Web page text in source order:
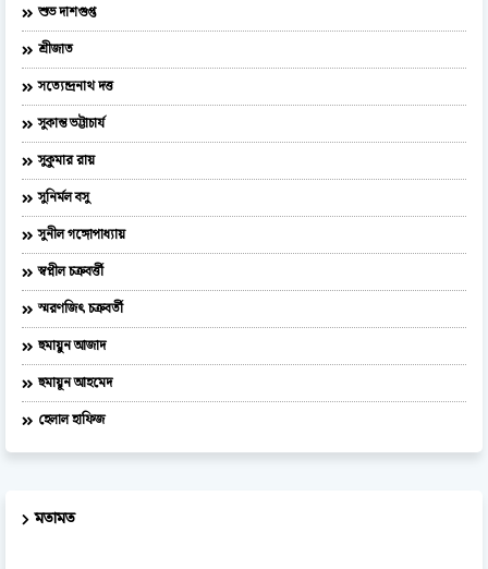
শুভ দাশগুপ্ত
শ্রীজাত
সত্যেন্দ্রনাথ দত্ত
সুকান্ত ভট্টাচার্য
সুকুমার রায়
সুনির্মল বসু
সুনীল গঙ্গোপাধ্যায়
স্বপ্নীল চক্রবর্ত্তী
স্মরণজিৎ চক্রবর্তী
হুমায়ুন আজাদ
হুমায়ূন আহমেদ
হেলাল হাফিজ
মতামত